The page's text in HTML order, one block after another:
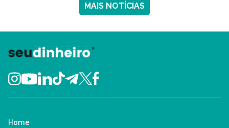
MAIS NOTÍCIAS
Home